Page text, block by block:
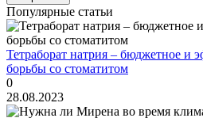
Популярные статьи
Тетраборат натрия – бюджетное и
борьбы со стоматитом
0
28.08.2023